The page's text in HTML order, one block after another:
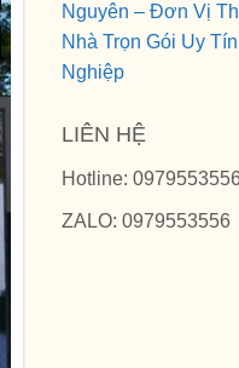
Nguyên – Đơn Vị
Nhà Trọn Gói Uy
Nghiệp
LIÊN HỆ
Hotline:
ZALO: 0979553556